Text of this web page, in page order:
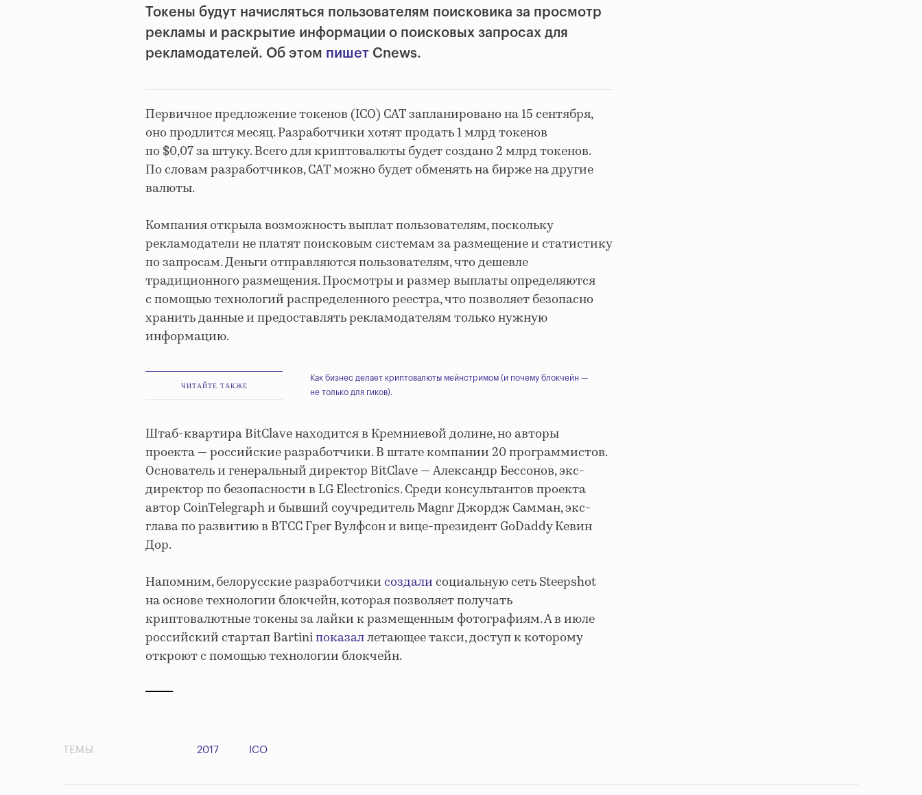
Токены будут начисляться пользователям поисковика за просмотр
рекламы и раскрытие информации о поисковых запросах для
рекламодателей. Об этом пишет Cnews.
Первичное предложение токенов (ICO) CAT запланировано на 15 сентября,
оно продлится месяц. Разработчики хотят продать 1 млрд токенов
по $0,07 за штуку. Всего для криптовалюты будет создано 2 млрд токенов.
По словам разработчиков, CAT можно будет обменять на бирже на другие
валюты.
Компания открыла возможность выплат пользователям, поскольку
рекламодатели не платят поисковым системам за размещение и статистику
по запросам. Деньги отправляются пользователям, что дешевле
традиционного размещения. Просмотры и размер выплаты определяются
с помощью технологий распределенного реестра, что позволяет безопасно
хранить данные и предоставлять рекламодателям только нужную
информацию.
ЧИТАЙТЕ ТАКЖЕ
Как бизнес делает криптовалюты мейнстримом (и почему блокчейн —
не только для гиков).
Штаб-квартира BitClave находится в Кремниевой долине, но авторы
проекта — российские разработчики. В штате компании 20 программистов.
Основатель и генеральный директор BitClave — Александр Бессонов, экс-
директор по безопасности в LG Electronics. Среди консультантов проекта
автор CoinTelegraph и бывший соучредитель Magnr Джордж Самман, экс-
глава по развитию в BTCC Грег Вулфсон и вице-президент GoDaddy Кевин
Дор.
Напомним, белорусские разработчикисоздалисоциальную сеть Steepshot
на основе технологии блокчейн, которая позволяет получать
криптовалютные токены за лайки к размещенным фотографиям. А в июле
российский стартап Bartiniпоказаллетающее такси, доступ к которому
откроют с помощью технологии блокчейн.
ТЕМЫ 2017 ICO